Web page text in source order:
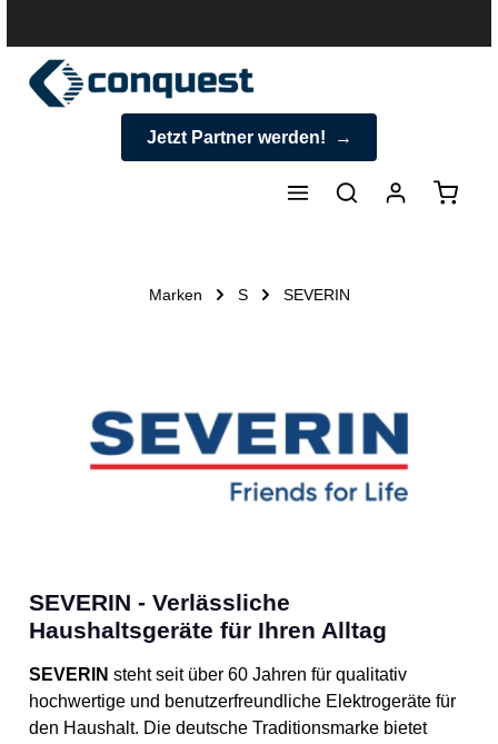
Jetzt Partner werden!
Marken S SEVERIN
SEVERIN - Verlässliche
Haushaltsgeräte für Ihren Alltag
SEVERIN steht seit über 60 Jahren für qualitativ
hochwertige und benutzerfreundliche Elektrogeräte für
den Haushalt. Die deutsche Traditionsmarke bietet